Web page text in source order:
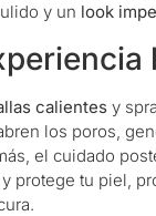
y un look
calientes y
los poros,
el cuidado
protege tu piel,